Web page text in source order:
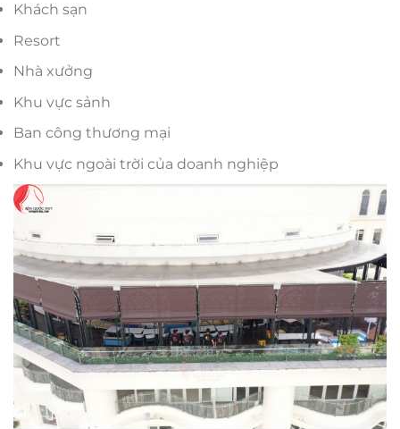
Khách sạn
Resort
Nhà xưởng
Khu vực sảnh
Ban công thương mại
Khu vực ngoài trời của doanh nghiệp